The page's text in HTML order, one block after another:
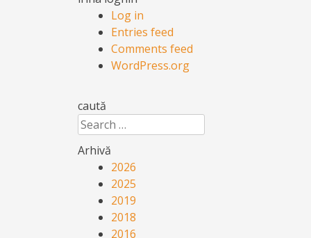
Log in
Entries feed
Comments feed
WordPress.org
caută
Search
Arhivă
2026
2025
2019
2018
2016